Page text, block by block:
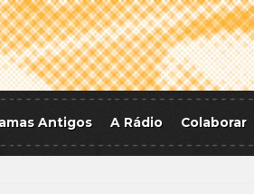
Antigos A Rádio Colaborar